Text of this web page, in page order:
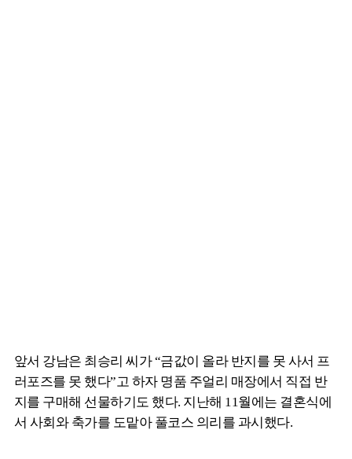
앞서 강남은 최승리 씨가 “금값이 올라 반지를 못 사서 프
러포즈를 못 했다”고 하자 명품 주얼리 매장에서 직접 반
지를 구매해 선물하기도 했다. 지난해 11월에는 결혼식에
서 사회와 축가를 도맡아 풀코스 의리를 과시했다.